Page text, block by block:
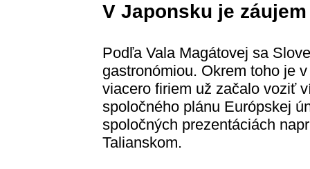
V Japonsku je
Podľa Vala Magátovej sa
gastronómiou. Okrem toho je
viacero firiem už začalo voziť
spoločného plánu Európskej
spoločných prezentáciách
Talianskom.